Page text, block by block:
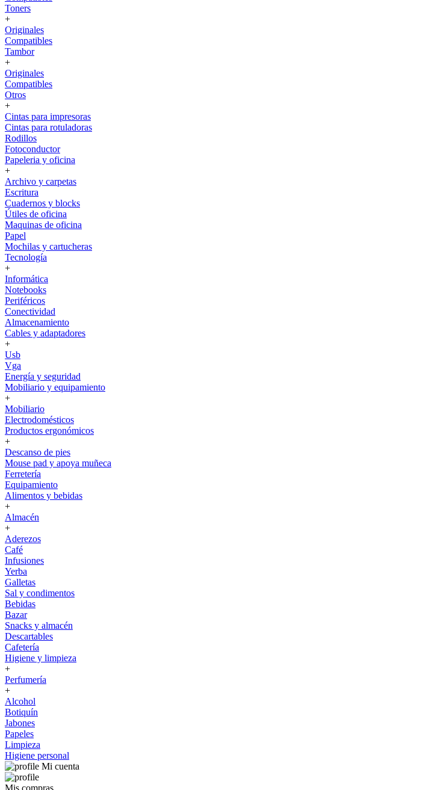
Toners
+
Originales
Compatibles
Tambor
+
Originales
Compatibles
Otros
+
Cintas para impresoras
Cintas para rotuladoras
Rodillos
Fotoconductor
Papeleria y oficina
+
Archivo y carpetas
Escritura
Cuadernos y blocks
Útiles de oficina
Maquinas de oficina
Papel
Mochilas y cartucheras
Tecnología
+
Informática
Notebooks
Periféricos
Conectividad
Almacenamiento
Cables y adaptadores
+
Usb
Vga
Energía y seguridad
Mobiliario y equipamiento
+
Mobiliario
Electrodomésticos
Productos ergonómicos
+
Descanso de pies
Mouse pad y apoya muñeca
Ferretería
Equipamiento
Alimentos y bebidas
+
Almacén
+
Aderezos
Café
Infusiones
Yerba
Galletas
Sal y condimentos
Bebidas
Bazar
Snacks y almacén
Descartables
Cafetería
Higiene y limpieza
+
Perfumería
+
Alcohol
Botiquín
Jabones
Papeles
Limpieza
Higiene personal
Mi cuenta
Mis compras